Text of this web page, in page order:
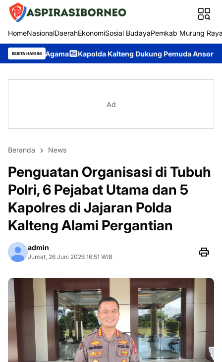
HomeNasionalDaerahEkonomiSosial BudayaPemkab Murung
BERITA HARI INI
Kapolda Kalteng Dukung Pemuda Ansor Jadi Garda Terdepan
Ad
Beranda News
Penguatan Organisasi di Tubuh
Polri, 6 Pejabat Utama dan 5
Kapolres di Jajaran Polda
Kalteng Alami Pergantian
admin
Jumat, 26 Juni 2026 16:51 WIB